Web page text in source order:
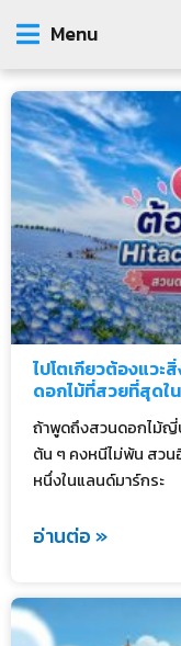
Menu
ไปโตเกียวต้องแว
ดอกไม้ที่สวยที่สุด
ถ้าพูดถึงสวนดอกไม้ญี่
ต้น ๆ คงหนีไม่พ้น สวน
หนึ่งในแลนด์มาร์กระ
อ่านต่อ »